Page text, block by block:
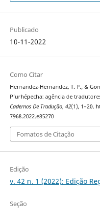
Publicado
10-11-2022
Como Citar
Hernandez-Hernandez, T. P., &
P’urhépecha: agência de
Cadernos De Tradução, 42(1), 1–20.
7968.2022.e85270
Fomatos de Citação
Edição
v. 42 n. 1 (2022): Edição
Seção